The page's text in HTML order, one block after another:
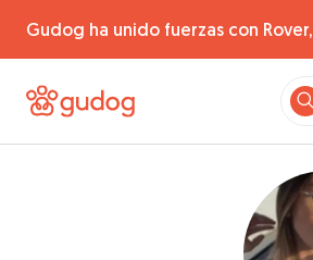
Gudog ha unido fuerzas con Rover,